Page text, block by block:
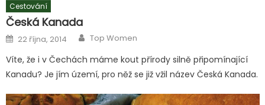
Cestování
Česká Kanada
Posted
on
22 října, 2014 Author
Top Women
Víte, že i v Čechách máme kout přírody silně připomínající
Kanadu? Je jím území, pro něž se již vžil název Česká Kanada.